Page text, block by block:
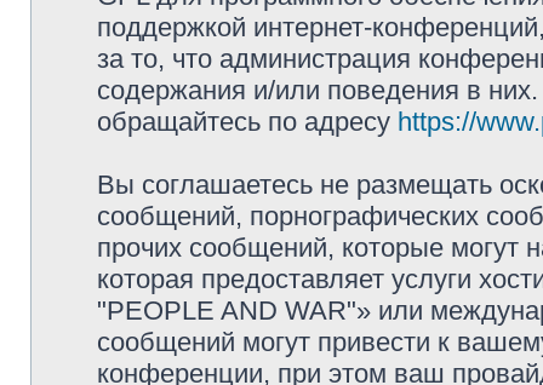
поддержкой интернет-
за то, что администрация
содержания и/или поведения в
обращайтесь по адресу https://
Вы соглашаетесь не размещать
сообщений, порнографических
прочих сообщений, которые могут
которая предоставляет услуги
"PEOPLE AND WAR"» или
сообщений могут привести к
конференции, при этом ваш